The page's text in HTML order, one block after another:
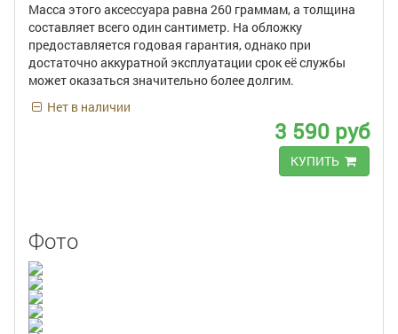
Масса этого аксессуара равна 260 граммам, а толщина
составляет всего один сантиметр. На обложку
предоставляется годовая гарантия, однако при
достаточно аккуратной эксплуатации срок её службы
может оказаться значительно более долгим.
Нет в наличии
3 590 руб
КУПИТЬ
Фото